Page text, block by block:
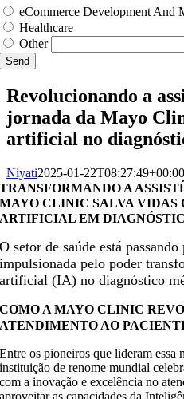
eCommerce Development And
Healthcare
Other
Send
Revolucionando a
jornada da Mayo
artificial no
Niyati2025-01-22T08:27:49+00:00
TRANSFORMANDO A
MAYO CLINIC SALVA VIDAS
ARTIFICIAL EM
O setor de saúde está
impulsionada pelo poder
artificial (IA) no diagnóstico
COMO A MAYO CLINIC
ATENDIMENTO AO
Entre os pioneiros que lideram essa
instituição de renome mundial
com a inovação e excelência no